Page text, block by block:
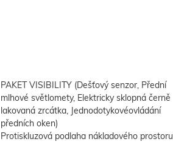
PAKET VISIBILITY (Dešťový senzor, Přední
mlhové světlomety, Elektricky sklopná černě
lakovaná zrcátka, Jednodotykovéovládání
předních oken)
Protiskluzová podlaha nákladového prostoru